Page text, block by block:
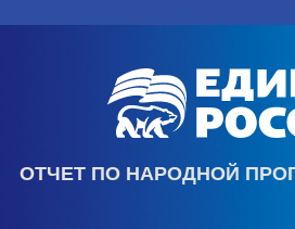
ОТЧЕТ ПО НАРОДНОЙ